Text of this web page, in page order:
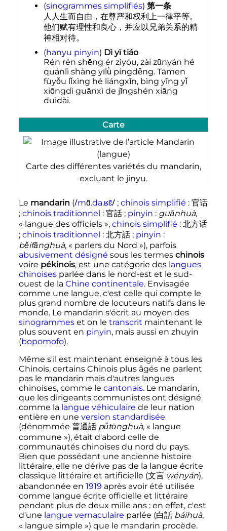
(sinogrammes simplifiés) 第一条
人人生而自由，在尊严和权利上一律平等。
他们赋有理性和良心，并应以兄弟关系的精
神相对待。
(hanyu pinyin) Dì yī tiáo
Rén rén shēng ér zìyóu, zài zūnyán hé
quánlì shàng yīlǜ píngděng. Tāmen
fùyǒu lǐxìng hé liángxīn, bìng yīng yǐ
xiōngdì guānxì de jīngshén xiāng
duìdài.
Carte
Carte des différentes variétés du mandarin,
excluant le jinyu.
Le mandarin (/mɑ̃.da.ʁɛ̃/ ; chinois simplifié : 官话
; chinois traditionnel : 官話 ; pinyin : guānhuà,
« langue des officiels », chinois simplifié : 北方话
; chinois traditionnel : 北方話 ; pinyin :
běifānghuà, « parlers du Nord »), parfois
abusivement désigné sous les termes chinois
voire pékinois, est une catégorie des langues
chinoisesparlée dans le nord-est et le sud-
ouest de la Chine continentale. Envisagée
comme une langue, c'est celle qui compte le
plus grand nombre de locuteurs natifs dans le
monde. Le mandarin s'écrit au moyen des
sinogrammeset on le transcrit maintenant le
plus souvent en pinyin, mais aussi en zhuyin
(bopomofo).
Même s'il est maintenant enseigné à tous les
Chinois, certains Chinois plus âgés ne parlent
pas le mandarin mais d'autres langues
chinoises, comme le cantonais. Le mandarin,
que les dirigeants communistes ont désigné
comme la langue véhiculaire de leur nation
entière en une version standardisée
(dénommée 普通話 pǔtōnghuà, « langue
commune »), était d'abord celle de
communautés chinoises du nord du pays.
Bien que possédant une ancienne histoire
littéraire, elle ne dérive pas de la langue écrite
classique littéraire et artificielle (文言 wényán),
abandonnée en 1919 après avoir été utilisée
comme langue écrite officielle et littéraire
pendant plus de deux mille ans : en effet, c'est
d'une langue vernaculaire parlée (白話 báihuà,
« langue simple ») que le mandarin procède.